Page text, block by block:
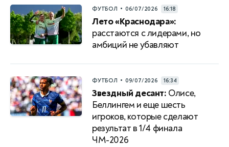
ФУТБОЛ • 06/07/2026 16:18
Лето «Краснодара»:
расстаются с лидерами, но
амбиций не убавляют
ФУТБОЛ • 09/07/2026 16:34
Звездный десант: Олисе,
Беллингем и еще шесть
игроков, которые сделают
результат в 1/4 финала
ЧМ-2026